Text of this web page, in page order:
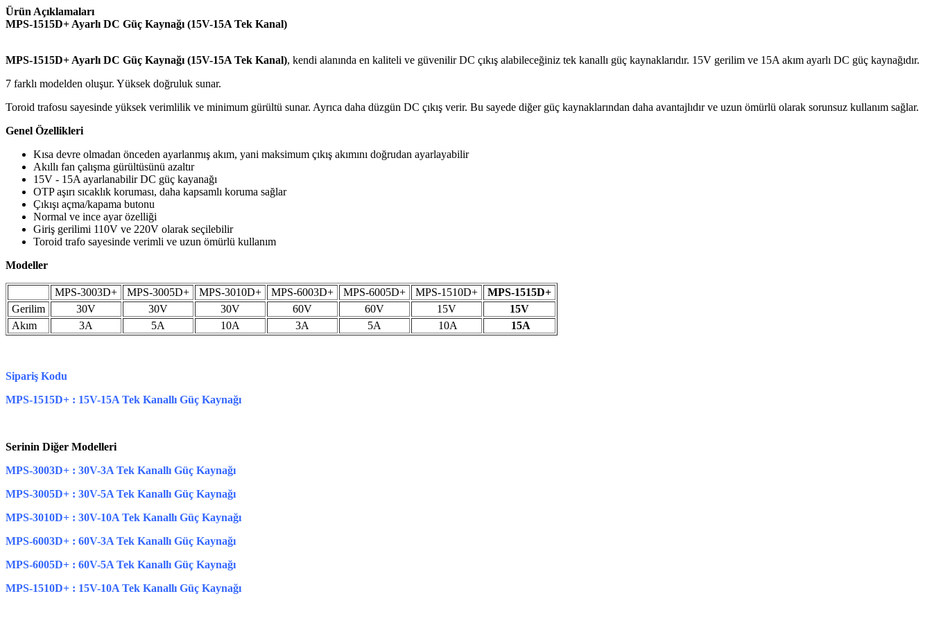
Ürün Açıklamaları
MPS-1515D+ Ayarlı DC Güç Kaynağı (15V-15A Tek Kanal)
MPS-1515D+ Ayarlı DC Güç Kaynağı (15V-15A Tek Kanal), kendi alanında en kaliteli ve güvenilir DC çıkış alabileceğiniz tek kanallı güç kaynaklarıdır. 15V gerilim ve 15A akım ayarlı DC güç kaynağıdır.
7 farklı modelden oluşur. Yüksek doğruluk sunar.
Toroid trafosu sayesinde yüksek verimlilik ve minimum gürültü sunar. Ayrıca daha düzgün DC çıkış verir. Bu sayede diğer güç kaynaklarından daha avantajlıdır ve uzun ömürlü olarak sorunsuz kullanım sağlar.
Genel Özellikleri
Kısa devre olmadan önceden ayarlanmış akım, yani maksimum çıkış akımını doğrudan ayarlayabilir
Akıllı fan çalışma gürültüsünü azaltır
15V - 15A ayarlanabilir DC güç kayanağı
OTP aşırı sıcaklık koruması, daha kapsamlı koruma sağlar
Çıkışı açma/kapama butonu
Normal ve ince ayar özelliği
Giriş gerilimi 110V ve 220V olarak seçilebilir
Toroid trafo sayesinde verimli ve uzun ömürlü kullanım
Modeller
MPS-3003D+ MPS-3005D+ MPS-3010D+ MPS-6003D+ MPS-6005D+ MPS-1510D+
MPS-1515D+
Gerilim
30V 30V 30V 60V 60V 15V
15V
Akım
3A 5A 10A 3A 5A 10A 15A
Sipariş Kodu
MPS-1515D+ : 15V-15A Tek Kanallı Güç Kaynağı
Serinin Diğer Modelleri
MPS-3003D+ : 30V-3A Tek Kanallı Güç Kaynağı
MPS-3005D+ : 30V-5A Tek Kanallı Güç Kaynağı
MPS-3010D+ : 30V-10A Tek Kanallı Güç Kaynağı
MPS-6003D+ : 60V-3A Tek Kanallı Güç Kaynağı
MPS-6005D+ : 60V-5A Tek Kanallı Güç Kaynağı
MPS-1510D+ : 15V-10A Tek Kanallı Güç Kaynağı